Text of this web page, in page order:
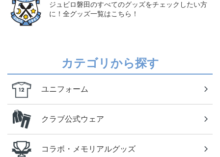
ジュビロ磐田のすべてのグッズをチェックしたい方
に！全グッズ一覧はこちら！
カテゴリから探す
ユニフォーム
クラブ公式ウェア
コラボ・メモリアルグッズ